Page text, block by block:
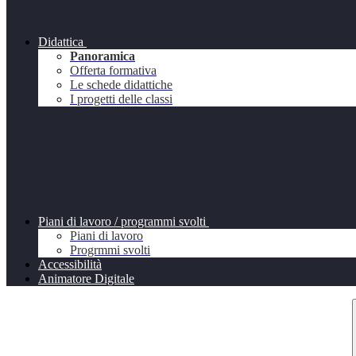
Didattica
Panoramica
Offerta formativa
Le schede didattiche
I progetti delle classi
Piani di lavoro / programmi svolti
Piani di lavoro
Progrmmi svolti
Accessibilità
Animatore Digitale